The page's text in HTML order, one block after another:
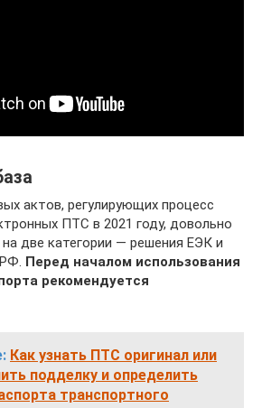
актов, регулирующих процесс
ПТС в 2021 году, довольно
две категории — решения ЕЭК и
Перед началом использования
рекомендуется
Как узнать ПТС оригинал или
подделку и определить
транспортного